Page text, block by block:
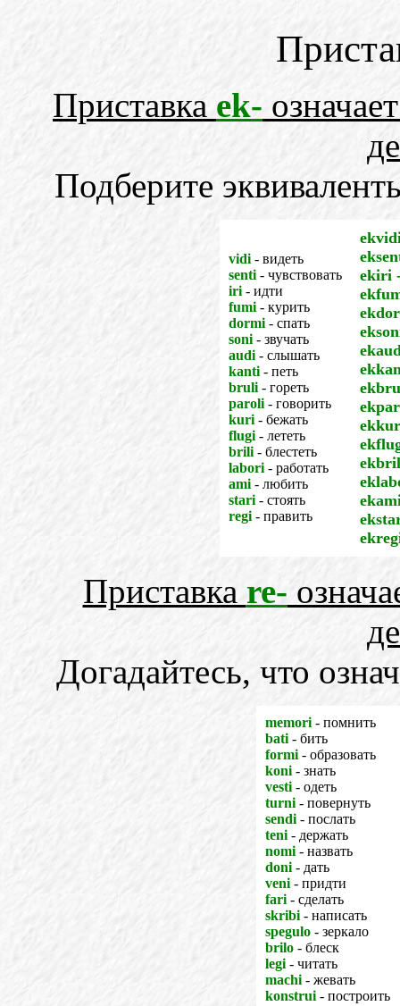
Приставка ek-
Подберите
vidi- видеть
senti- чувствовать
iri- идти
fumi- курить
dormi- спать
soni- звучать
audi- слышать
kanti- петь
bruli- гореть
paroli- говорить
kuri- бежать
flugi- лететь
brili- блестеть
labori- работать
ami- любить
stari- стоять
regi- править
ekiri
Приставка re-
Догадайтесь, что
memori - помнить
bati - бить
formi - образовать
koni - знать
vesti - одеть
turni - повернуть
sendi - послать
teni - держать
nomi - назвать
doni - дать
veni - придти
fari - сделать
skribi - написать
spegulo - зеркало
brilo - блеск
legi - читать
machi - жевать
konstrui - построить